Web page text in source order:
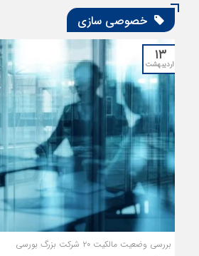
خصوصی سازی
۱۳
اردیبهشت
بررسی وضعیت مالکیت ۲۰ شرکت بزرگ بورسی